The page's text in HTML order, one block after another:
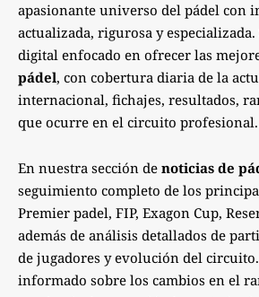
apasionante universo del pádel con
actualizada, rigurosa y
digital enfocado en ofrecer las
pádel, con cobertura diaria de la
internacional, fichajes, resultados,
que ocurre en el circuito profesional.
En nuestra sección de noticias de
seguimiento completo de los
Premier padel, FIP, Exagon Cup,
además de análisis detallados de
de jugadores y evolución del
informado sobre los cambios en el